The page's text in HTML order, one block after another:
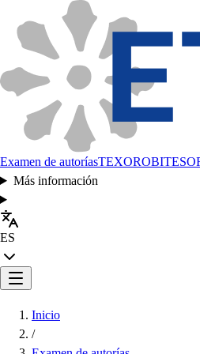
Examen de autoríasTEXOROBITESO
Más información
ES
Inicio
/